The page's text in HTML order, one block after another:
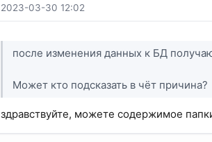
2023-03-30 12:02
после изменения данных к БД
Может кто подсказать в чёт причина?
здравствуйте, можете содержимое